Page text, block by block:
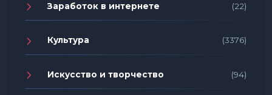
Заработок в интернете (22)
Культура (3376)
Искусство и творчество (94)